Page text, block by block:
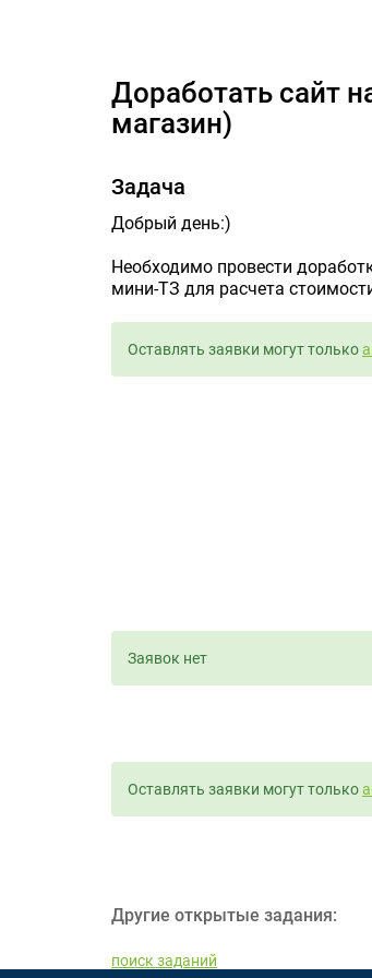
Доработать сайт на 1С Битрикс (превратить в интернет-
магазин)
Задача
Добрый день:)
Необходимо провести
мини-ТЗ для расчета
Оставлять заявки могут только
Заявок нет
Оставлять заявки могут только
Другие открытые задания:
поиск заданий